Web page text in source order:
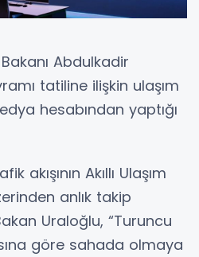
Abdulkadir
tatiline ilişkin ulaşım
hesabından yaptığı
akışının Akıllı Ulaşım
anlık takip
Uraloğlu, “Turuncu
göre sahada olmaya